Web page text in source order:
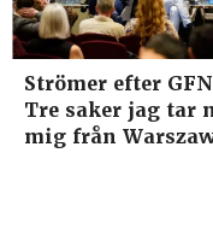
Strömer efter
Tre saker jag tar
mig från